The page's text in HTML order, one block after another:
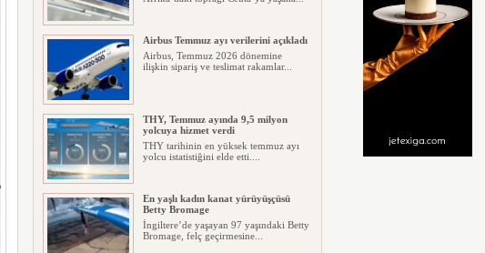
Airbus Temmuz ayı verilerini açıkladı
Airbus, Temmuz 2026 dönemine
ilişkin sipariş ve teslimat rakamlar...
THY, Temmuz ayında 9,5 milyon
yolcuya hizmet verdi
THY tarihinin en yüksek temmuz ayı
yolcu istatistiğini elde etti....
En yaşlı kadın kanat yürüyüşçüsü
Betty Bromage
İngiltere’de yaşayan 97 yaşındaki Betty
Bromage, felç geçirmesine...